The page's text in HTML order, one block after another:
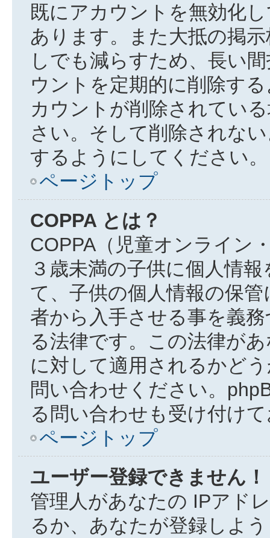
既にアカウントを無効化
あります。また大抵の掲
しでも減らすため、長い
ウントを定期的に削除す
カウントが削除されてい
さい。そして削除されな
するようにしてください。
ページトップ
COPPA とは？
COPPA（児童オンライン
３歳未満の子供に個人情
て、子供の個人情報の保
者から入手させる事を義
る法律です。この法律が
に対して適用されるかど
問い合わせください。
る問い合わせも受け付け
ページトップ
ユーザー登録できません！
管理人があなたの IPアド
るか、あなたが登録しよ